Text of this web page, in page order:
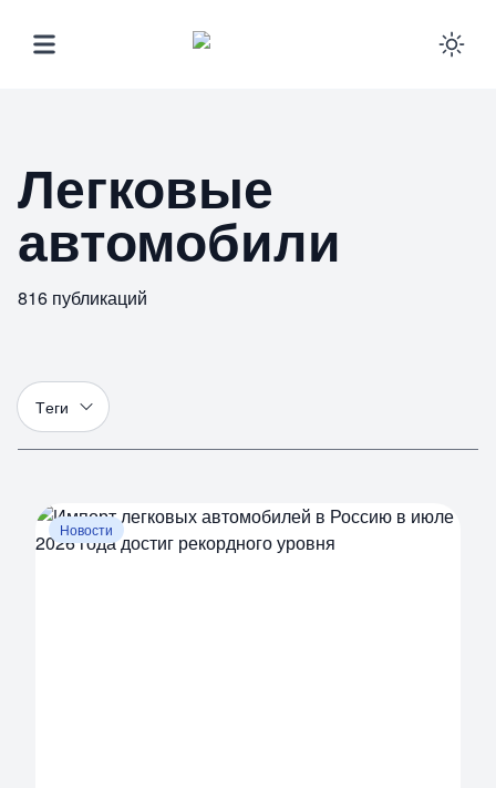
Легковые
автомобили
816 публикаций
Теги
Новости